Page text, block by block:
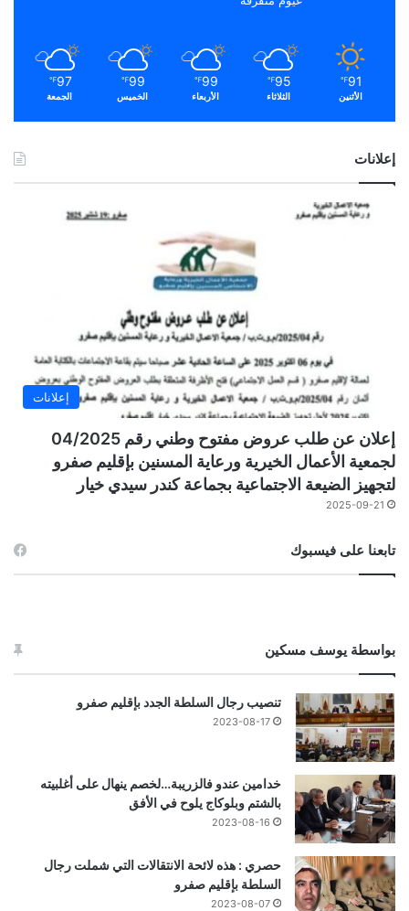
91
℉
الأثنين
95
℉
الثلاثاء
99
℉
الأربعاء
99
℉
الخميس
97
℉
الجمعة
إعلانات
إعلانات
إعلان عن طلب عروض مفتوح وطني رقم 04/2025
لجمعية الأعمال الخيرية ورعاية المسنين بإقليم صفرو
لتجهيز الضيعة الاجتماعية بجماعة كندر سيدي خيار
2025-09-21
تابعنا على فيسبوك
بواسطة يوسف مسكين
تنصيب رجال السلطة الجدد بإقليم صفرو
2023-08-17
خدامين عندو فالزريبة…لخصم ينهال على أغلبيته
بالشتم وبلوكاج يلوح في الأفق
2023-08-16
حصري : هذه لائحة الانتقالات التي شملت رجال
السلطة بإقليم صفرو
2023-08-07